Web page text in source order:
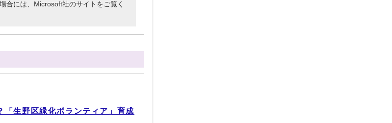
合には、Microsoft社のサイトをご覧く
生野区緑化ボランティア」育成